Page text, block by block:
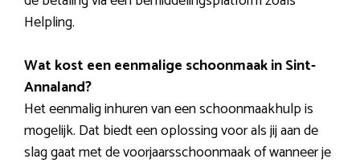
Helpling.
Wat kost een eenmalige schoonmaak in Sint-
Annaland?
Het eenmalig inhuren van een schoonmaakhulp is
mogelijk. Dat biedt een oplossing voor als jij aan de
slag gaat met de voorjaarsschoonmaak of wanneer je